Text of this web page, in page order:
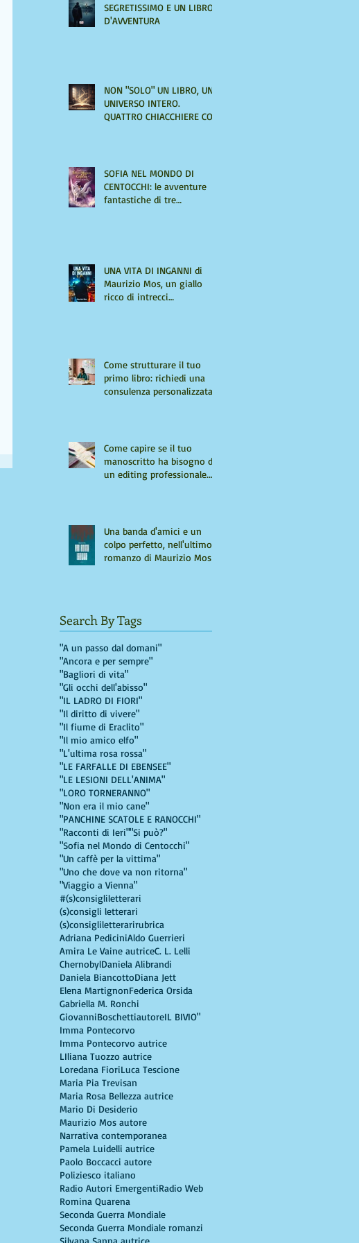
SEGRETISSIMO E UN LIBRO
D'AVVENTURA
NON "SOLO" UN LIBRO, UN
UNIVERSO INTERO.
QUATTRO CHIACCHIERE CON
SOFIA NEL MONDO DI
CENTOCCHI: le avventure
fantastiche di tre
UNA VITA DI INGANNI di
Maurizio Mos, un giallo
ricco di intrecci
Come strutturare il tuo
primo libro: richiedi una
consulenza personalizzata
Come capire se il tuo
manoscritto ha bisogno di
un editing professionale.
Una banda d'amici e un
colpo perfetto, nell'ultimo
romanzo di Maurizio Mos
Search By Tags
"A un passo dal domani"
"Ancora e per sempre"
"Bagliori di vita"
"Gli occhi dell'abisso"
"IL LADRO DI FIORI"
"Il diritto di vivere"
"Il fiume di Eraclito"
"Il mio amico elfo"
"L'ultima rosa rossa"
"LE FARFALLE DI EBENSEE"
"LE LESIONI DELL'ANIMA"
"LORO TORNERANNO"
"Non era il mio cane"
"PANCHINE SCATOLE E RANOCCHI"
"Racconti di Ieri""Si può?"
"Sofia nel Mondo di Centocchi"
"Un caffè per la vittima"
"Uno che dove va non ritorna"
"Viaggio a Vienna"
#(s)consigliletterari
(s)consigli letterari
(s)consigliletterarirubrica
Adriana PediciniAldo Guerrieri
Amira Le Vaine autriceC. L. Lelli
ChernobylDaniela Alibrandi
Daniela BiancottoDiana Jett
Elena MartignonFederica Orsida
Gabriella M. Ronchi
GiovanniBoschettiautoreIL BIVIO"
Imma Pontecorvo
Imma Pontecorvo autrice
LIliana Tuozzo autrice
Loredana FioriLuca Tescione
Maria Pia Trevisan
Maria Rosa Bellezza autrice
Mario Di Desiderio
Maurizio Mos autore
Narrativa contemporanea
Pamela Luidelli autrice
Paolo Boccacci autore
Poliziesco italiano
Radio Autori EmergentiRadio Web
Romina Quarena
Seconda Guerra Mondiale
Seconda Guerra Mondiale romanzi
Silvana Sanna autrice